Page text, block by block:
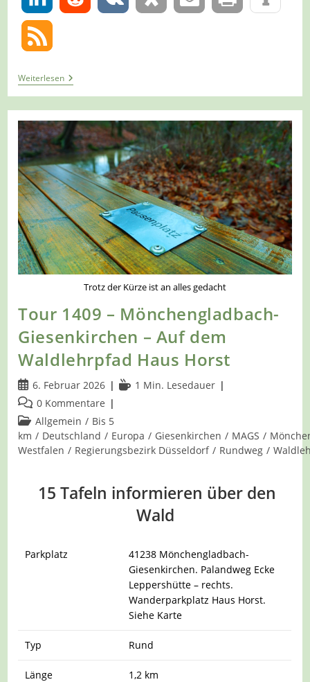
WeiterlesenTour
1410
–
Mönchengladbach-
Giesenkirchen
–
Einmal
Um
Haus
Horst
Trotz der Kürze ist an alles gedacht
Tour 1409 – Mönchengladbach-
Giesenkirchen – Auf dem
Waldlehrpfad Haus Horst
Beitrag
veröffentlicht:
6. Februar 2026 Lesedauer:
1 Min. Lesedauer
Beitrags-
Kommentare:
0 Kommentare
Beitrags-
Kategorie:
Allgemein / Bis 5
km / Deutschland / Europa / Giesenkirchen / MAGS /
Westfalen / Regierungsbezirk Düsseldorf / Rundweg /
15 Tafeln informieren über den
Wald
Parkplatz
41238 Mönchengladbach-
Giesenkirchen. Palandweg Ecke
Leppershütte – rechts.
Wanderparkplatz Haus Horst.
Siehe Karte
Typ Rund
Länge 1,2 km